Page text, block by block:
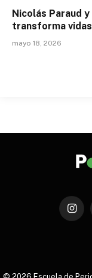
Nicolás Paraud
transforma
mayo 18, 2026